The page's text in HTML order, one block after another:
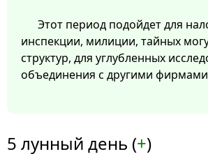
Этот период подойдет для
инспекции, милиции, тайных
структур, для углубленных
объединения с другими
5 лунный день (+)